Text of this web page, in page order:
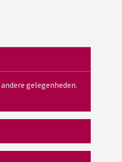
gelegenheden.